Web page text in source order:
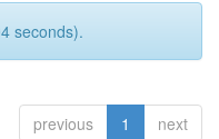
seconds).
previous 1 next